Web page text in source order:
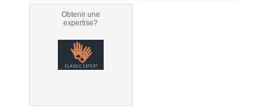
Obtenir une
expertise?